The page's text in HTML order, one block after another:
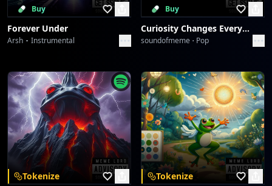
Buy
Forever Under
Arsh Instrumental
Buy
Curiosity Changes Everything
soundofmeme Pop
Tokenize
Tokenize